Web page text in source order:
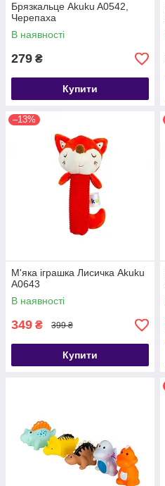
Брязкальце Akuku A0542,
Черепаха
В наявності
279 ₴
Купити
–13%
М'яка іграшка Лисичка Akuku
A0643
В наявності
349 ₴ 399 ₴
Купити